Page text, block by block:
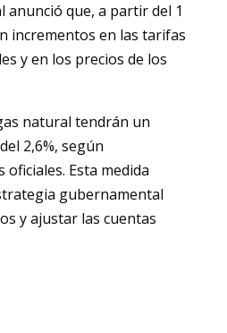
anunció que, a partir del 1
incrementos en las tarifas
y en los precios de los
natural tendrán un
2,6%, según
Esta medida
gubernamental
y ajustar las cuentas